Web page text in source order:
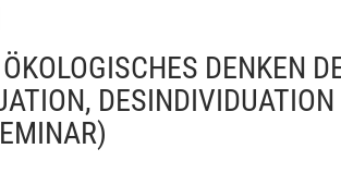
DENKEN
DESINDIVIDUATION